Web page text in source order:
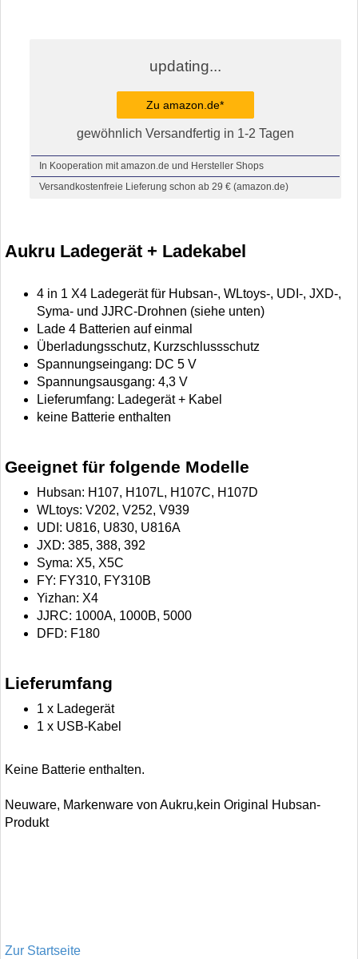
updating...
Zu amazon.de*
gewöhnlich Versandfertig in 1-2 Tagen
In Kooperation mit amazon.de und Hersteller Shops
Versandkostenfreie Lieferung schon ab 29 € (amazon.de)
Aukru Ladegerät + Ladekabel
4 in 1 X4 Ladegerät für Hubsan-, WLtoys-, UDI-, JXD-,
Syma- und JJRC-Drohnen (siehe unten)
Lade 4 Batterien auf einmal
Überladungsschutz, Kurzschlussschutz
Spannungseingang: DC 5 V
Spannungsausgang: 4,3 V
Lieferumfang: Ladegerät + Kabel
keine Batterie enthalten
Geeignet für folgende Modelle
Hubsan: H107, H107L, H107C, H107D
WLtoys: V202, V252, V939
UDI: U816, U830, U816A
JXD: 385, 388, 392
Syma: X5, X5C
FY: FY310, FY310B
Yizhan: X4
JJRC: 1000A, 1000B, 5000
DFD: F180
Lieferumfang
1 x Ladegerät
1 x USB-Kabel
Keine Batterie enthalten.
Neuware, Markenware von Aukru,kein Original Hubsan-
Produkt
Zur Startseite